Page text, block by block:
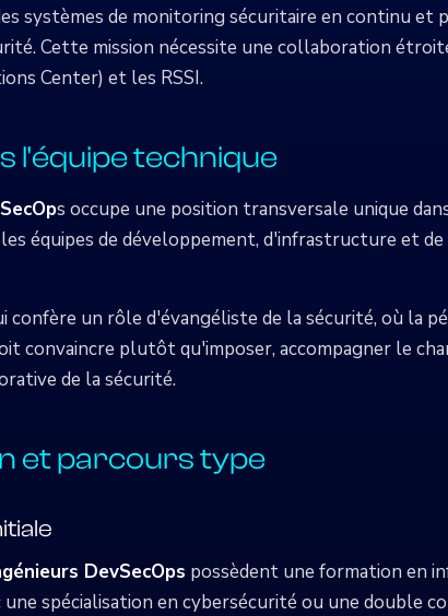
systèmes de monitoring sécuritaire en continu et
Cette mission nécessite une collaboration
Center) et les RSSI.
l'équipe technique
s occupe une position transversale unique
équipes de développement, d'infrastructure et
confère un rôle d'évangéliste de la sécurité, où la
convaincre plutôt qu'imposer, accompagner le
de la sécurité.
et parcours type
DevSecOps possèdent une formation en
une spécialisation en cybersécurité ou une double